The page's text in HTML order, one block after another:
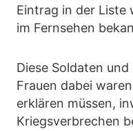
Eintrag in der
im Fernsehen
Diese Soldaten
Frauen dabei
erklären müssen,
Kriegsverbrechen